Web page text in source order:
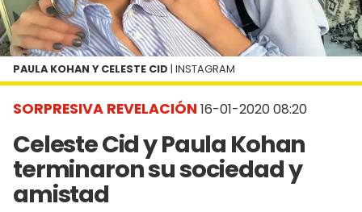
SORPRESIVA REVELACIÓN 16-01-2020 08:20
Celeste Cid y Paula Kohan
terminaron su sociedad y
amistad
PAULA KOHAN Y CELESTE CID | INSTAGRAM